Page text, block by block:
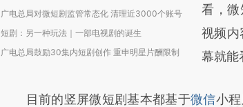
广电总局对微短剧监管常态化 清理近3000个账号
短剧：另一种玩法｜一部电视剧的诞生
广电总局鼓励30集内短剧创作 重申明星片酬限制
看，
视频内
幕就能
目前的竖屏微短剧基本都基于微信小